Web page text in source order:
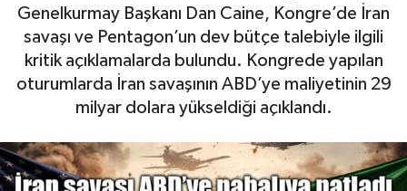
Genelkurmay Başkanı Dan Caine, Kongre’de İran
savaşı ve Pentagon’un dev bütçe talebiyle ilgili
kritik açıklamalarda bulundu. Kongrede yapılan
oturumlarda İran savaşının ABD’ye maliyetinin 29
milyar dolara yükseldiği açıklandı.
Otovitrin
Asayiş
Magazin
Gayrimenkul
Haber Arşivi